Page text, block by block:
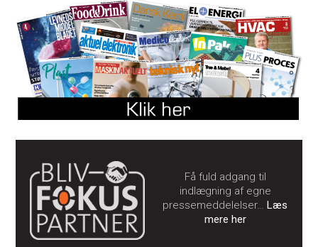
Få fuld adgang til
indlægning af egne
pressemeddelelser…Læs
mere her